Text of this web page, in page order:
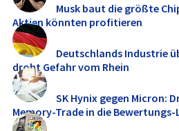
Musk baut die größte
Aktien könnten profitieren
Deutschlands Industrie
droht Gefahr vom Rhein
SK Hynix gegen Micron:
Memory‑Trade in die Bewertungs-